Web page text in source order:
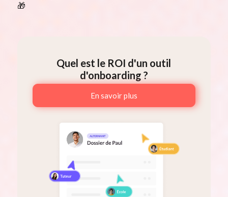
🎁
Quel est le ROI d'un outil
d'onboarding ?
En savoir plus